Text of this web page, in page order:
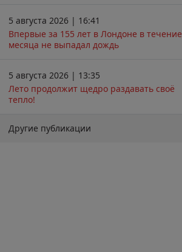
5 августа 2026 | 16:41
Впервые за 155 лет в Лондоне в течение
месяца не выпадал дождь
5 августа 2026 | 13:35
Лето продолжит щедро раздавать своё
тепло!
Другие публикации